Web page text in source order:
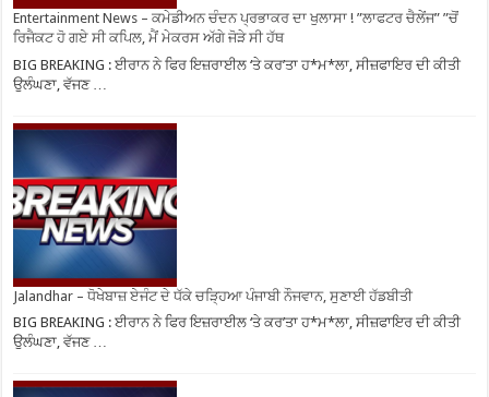
Entertainment News – ਕਮੇਡੀਅਨ ਚੰਦਨ ਪ੍ਰਭਾਕਰ ਦਾ ਖੁਲਾਸਾ ! ”ਲਾਫਟਰ ਚੈਲੇਂਜ” ”ਚੋਂ
ਰਿਜੈਕਟ ਹੋ ਗਏ ਸੀ ਕਪਿਲ, ਮੈਂ ਮੇਕਰਸ ਅੱਗੇ ਜੋੜੇ ਸੀ ਹੱਥ
BIG BREAKING : ਈਰਾਨ ਨੇ ਫਿਰ ਇਜ਼ਰਾਈਲ ‘ਤੇ ਕਰ’ਤਾ ਹ*ਮ*ਲਾ, ਸੀਜ਼ਫਾਇਰ ਦੀ ਕੀਤੀ
ਉਲੰਘਣਾ, ਵੱਜਣ …
Jalandhar – ਧੋਖੇਬਾਜ਼ ਏਜੰਟ ਦੇ ਧੱਕੇ ਚੜ੍ਹਿਆ ਪੰਜਾਬੀ ਨੌਜਵਾਨ, ਸੁਣਾਈ ਹੱਡਬੀਤੀ
BIG BREAKING : ਈਰਾਨ ਨੇ ਫਿਰ ਇਜ਼ਰਾਈਲ ‘ਤੇ ਕਰ’ਤਾ ਹ*ਮ*ਲਾ, ਸੀਜ਼ਫਾਇਰ ਦੀ ਕੀਤੀ
ਉਲੰਘਣਾ, ਵੱਜਣ …